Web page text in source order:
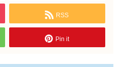
RSS
Pin it